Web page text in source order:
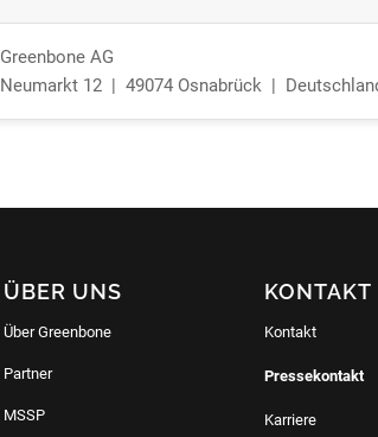
Greenbone AG
Neumarkt 12 | 49074 Osnabrück |
ÜBER UNS
Über Greenbone
Partner
MSSP
Kontakt
Pressekontakt
Karriere